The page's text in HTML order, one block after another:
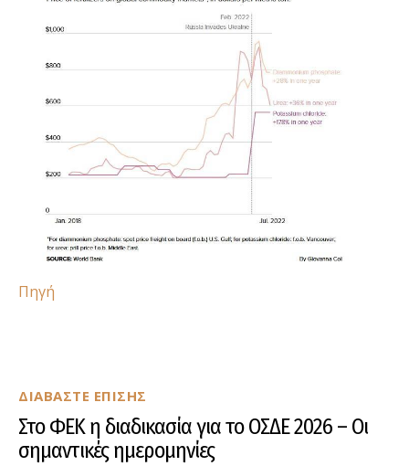
ΔΙΑΒΑΣΤΕ ΕΠΙΣΗΣ
Στο ΦΕΚ η διαδικασία για το ΟΣΔΕ 2026 – Οι
σημαντικές ημερομηνίες
Πηγή